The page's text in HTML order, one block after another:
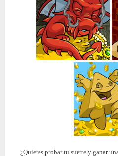
¿Quieres probar tu suerte y ganar